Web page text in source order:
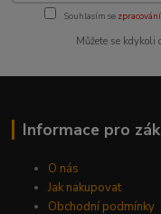
Souhlasím se
Můžete se
Informace pro
O nás
Jak nakupovat
Obchodní podmínky